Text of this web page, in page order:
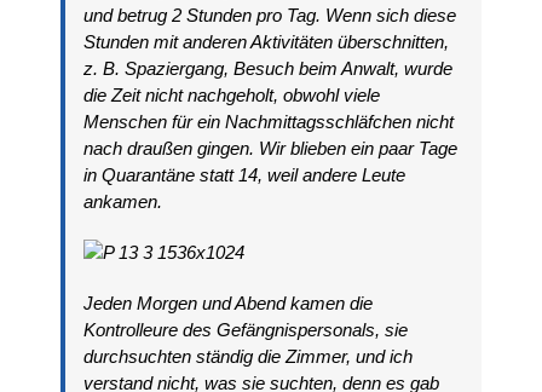
und betrug 2 Stunden pro Tag. Wenn sich diese
Stunden mit anderen Aktivitäten überschnitten,
z. B. Spaziergang, Besuch beim Anwalt, wurde
die Zeit nicht nachgeholt, obwohl viele
Menschen für ein Nachmittagsschläfchen nicht
nach draußen gingen. Wir blieben ein paar Tage
in Quarantäne statt 14, weil andere Leute
ankamen.
Jeden Morgen und Abend kamen die
Kontrolleure des Gefängnispersonals, sie
durchsuchten ständig die Zimmer, und ich
verstand nicht, was sie suchten, denn es gab